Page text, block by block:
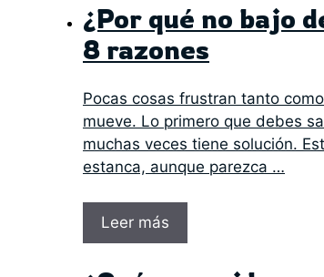
¿Por qué no bajo
8 razones
Pocas cosas frustran tanto
mueve. Lo primero que debes
muchas veces tiene solución.
estanca, aunque parezca …
Leer más